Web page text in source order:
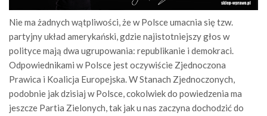
Nie ma żadnych wątpliwości, że w Polsce umacnia się tzw.
partyjny układ amerykański, gdzie najistotniejszy głos w
polityce mają dwa ugrupowania: republikanie i demokraci.
Odpowiednikami w Polsce jest oczywiście Zjednoczona
Prawica i Koalicja Europejska. W Stanach Zjednoczonych,
podobnie jak dzisiaj w Polsce, cokolwiek do powiedzenia ma
jeszcze Partia Zielonych, tak jak u nas zaczyna dochodzić do